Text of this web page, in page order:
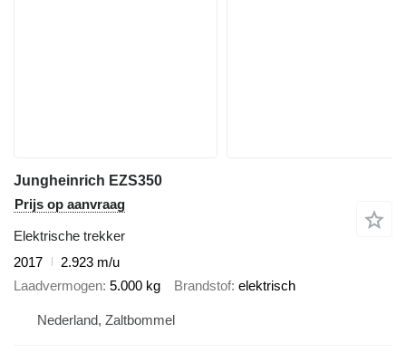
Jungheinrich EZS350
Prijs op aanvraag
Elektrische trekker
2017
2.923 m/u
Laadvermogen 5.000 kg Brandstof elektrisch
Nederland, Zaltbommel